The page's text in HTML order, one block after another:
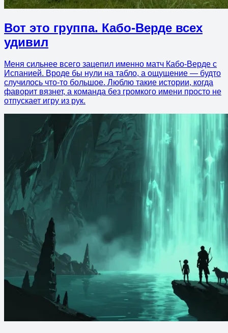
Вот это группа. Кабо-Верде всех
удивил
Меня сильнее всего зацепил именно матч Кабо-Верде с
Испанией. Вроде бы нули на табло, а ощущение — будто
случилось что-то большое. Люблю такие истории, когда
фаворит вязнет, а команда без громкого имени просто не
отпускает игру из рук.